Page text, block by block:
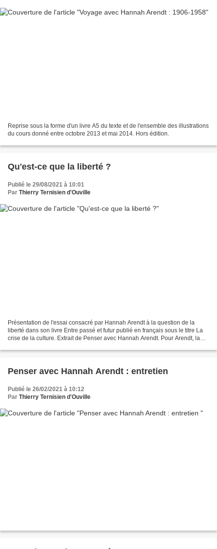
Reprise sous la forme d'un livre A5 du texte et de l'ensemble des illustrations
du cours donné entre octobre 2013 et mai 2014. Hors édition.
Qu'est-ce que la liberté ?
Publié le 29/08/2021 à 10:01
Par Thierry Ternisien d'Ouville
Présentation de l'essai consacré par Hannah Arendt à la question de la
liberté dans son livre Entre passé et futur publié en français sous le titre La
crise de la culture. Extrait de Penser avec Hannah Arendt. Pour Arendt, la
Penser avec Hannah Arendt : entretien
Publié le 26/02/2021 à 10:12
Par Thierry Ternisien d'Ouville